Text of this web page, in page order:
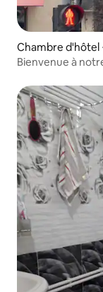
Chambre d'hôtel
Bienvenue à